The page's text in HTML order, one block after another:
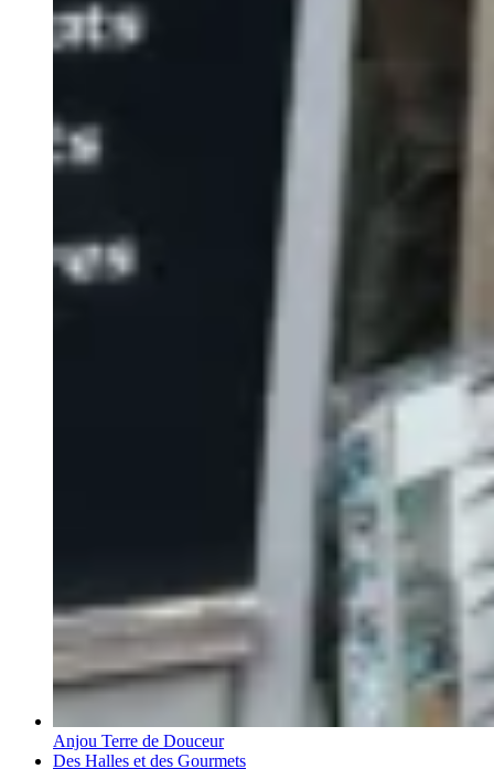
Anjou Terre de Douceur
Des Halles et des Gourmets